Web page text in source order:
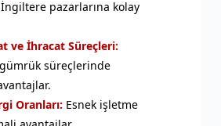
pazarlarına kolay
ve İhracat Süreçleri:
süreçlerinde
Oranları: Esnek işletme